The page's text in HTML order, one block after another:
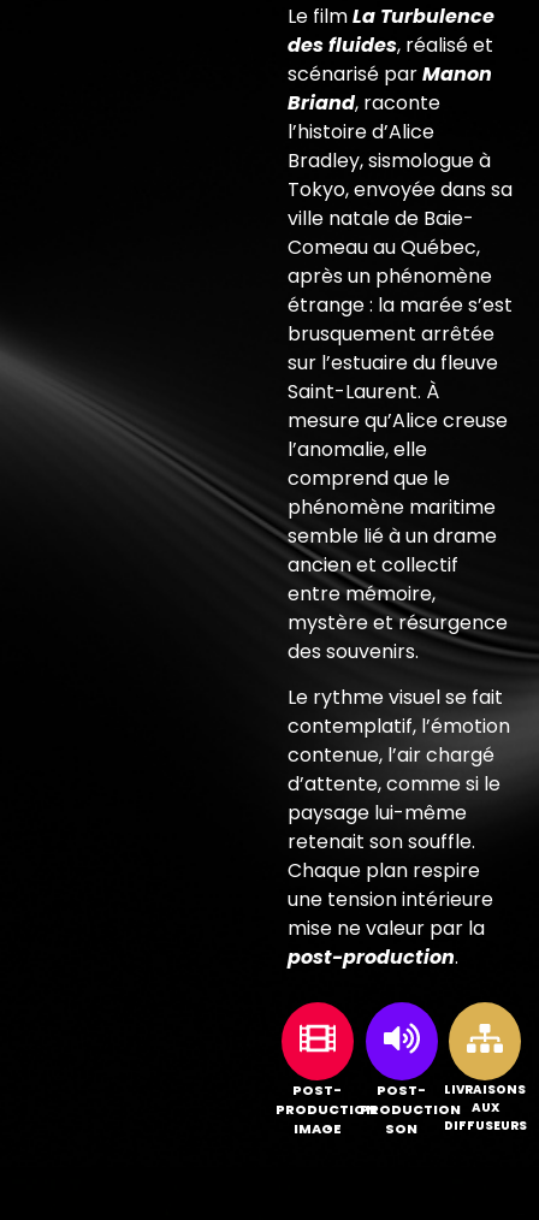
Le filmLa Turbulence
des fluides, réalisé et
scénarisé parManon
Briand, raconte
l’histoire d’Alice
Bradley, sismologue à
Tokyo, envoyée dans sa
ville natale de Baie-
Comeau au Québec,
après un phénomène
étrange : la marée s’est
brusquement arrêtée
sur l’estuaire du fleuve
Saint-Laurent. À
mesure qu’Alice creuse
l’anomalie, elle
comprend que le
phénomène maritime
semble lié à un drame
ancien et collectif
entre mémoire,
mystère et résurgence
des souvenirs.
Le rythme visuel se fait
contemplatif, l’émotion
contenue, l’air chargé
d’attente, comme si le
paysage lui-même
retenait son souffle.
Chaque plan respire
une tension intérieure
mise ne valeur par la
post-production.
POST-
PRODUCTION
IMAGE
POST-
PRODUCTION
SON
LIVRAISONS
AUX
DIFFUSEURS